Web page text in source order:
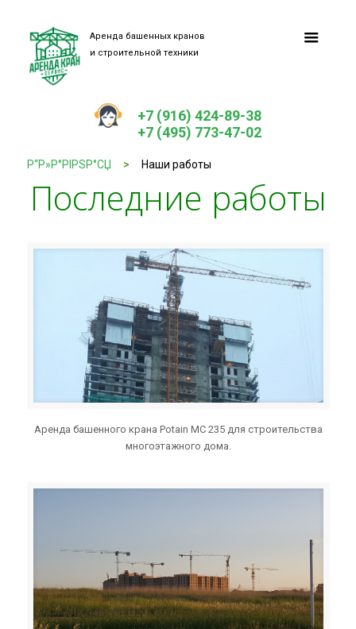
Аренда башенных кранов
и строительной техники
+7 (916) 424-89-38
+7 (495) 773-47-02
Р“Р»Р°РІРЅР°СЏ > Наши работы
Последние работы
Аренда башенного крана Potain MC 235 для строительства
многоэтажного дома.